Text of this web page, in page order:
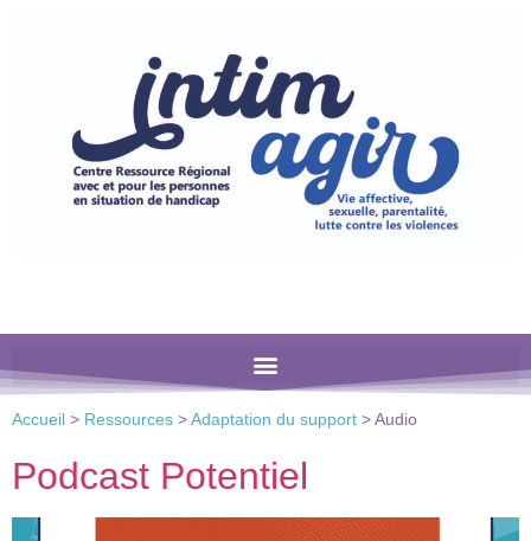
comprend
Accueil > Ressources > Adaptation du support > Audio
Podcast Potentiel